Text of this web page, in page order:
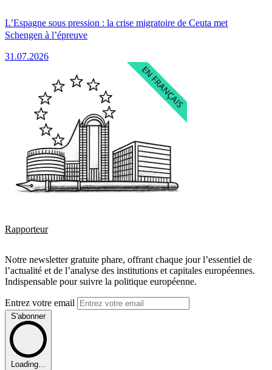
L’Espagne sous pression : la crise migratoire de Ceuta met
Schengen à l’épreuve
31.07.2026
Rapporteur
Notre newsletter gratuite phare, offrant chaque jour l’essentiel de
l’actualité et de l’analyse des institutions et capitales européennes.
Indispensable pour suivre la politique européenne.
Entrez votre email
S'abonner
Loading...